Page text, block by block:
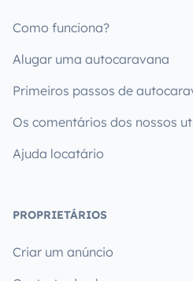
Como funciona?
Alugar uma autocaravana
Primeiros passos de
Os comentários dos nossos
Ajuda locatário
PROPRIETÁRIOS
Criar um anúncio